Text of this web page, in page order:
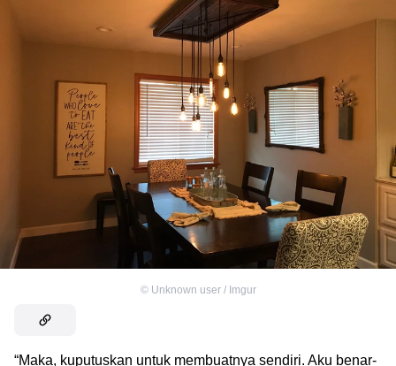
© Unknown user / Imgur
“Maka, kuputuskan untuk membuatnya sendiri. Aku benar-